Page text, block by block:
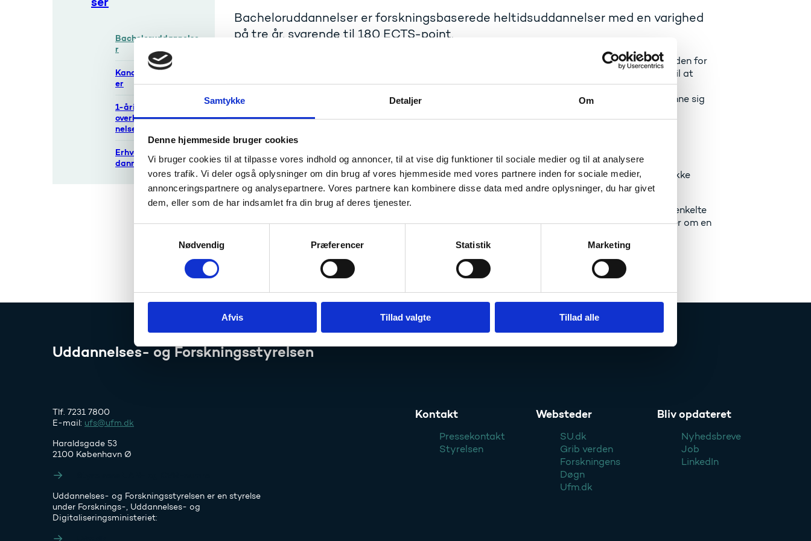
Samtykke Detaljer Om
Denne hjemmeside bruger cookies
Vi bruger cookies til at tilpasse vores indhold og annoncer, til at vise dig funktioner til sociale medier og til at analysere
vores trafik. Vi deler også oplysninger om din brug af vores hjemmeside med vores partnere inden for sociale medier,
annonceringspartnere og analysepartnere. Vores partnere kan kombinere disse data med andre oplysninger, du har givet
dem, eller som de har indsamlet fra din brug af deres tjenester.
k
v
Nødvendig Præferencer Statistik Marketing
Afvis Tillad valgte Tillad alle
Bacheloruddannelse
r
Kandidatuddannels
er
1-årige akademiske
overbygningsuddan
nelser
Erhvervskandidatud
dannelser
Bacheloruddannelser er forskningsbaserede heltidsuddannelser med en varighed
på tre år, svarende til 180 ECTS-point.
En bacheloruddannelse giver en bred faglig viden samt metodiske og teoretiske kvalifikationer inden for
et eller flere fagområder. Formålet med en bacheloruddannelse er at kvalificere den studerende til at
udøve erhvervsfunktioner inden for det pågældende fagområde eller fortsætte på en
kandidatuddannelse. Efter bacheloruddannelsen har den studerende mulighed for at videreuddanne sig
Adgang til bacheloruddannelser
Adgangen til en bacheloruddannelse forudsætter en gymnasial uddannelse, opfyldelse af specifikke
adgangskrav (herunder en eventuel adgangsprøve) samt opfyldelse af eventuelle karakterkrav.
Har du brug for hjælp til dit studievalg, kan du kontakte Studievalg Danmark. Oplysninger om de enkelte
uddannelser kan findes på UddannelsesGuiden (ug.dk). Hvis du har brug for yderligere oplysninger om en
Læs mere om ansøgning til bacheloruddannelser
Uddannelses- og Forskningsstyrelsen
Tlf. 7231 7800
E-mail: ufs@ufm.dk
Haraldsgade 53
2100 København Ø
Uddannelses- og Forskningsstyrelsen er en styrelse
under Forsknings-, Uddannelses- og
Digitaliseringsministeriet:
Kontakt
Pressekontakt
Styrelsen
Websteder
SU.dk
Grib verden
Forskningens
Døgn
Ufm.dk
Bliv opdateret
Nyhedsbreve
Job
LinkedIn